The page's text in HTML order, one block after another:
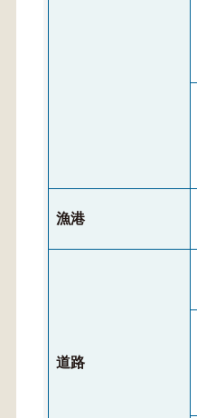
漁港
道路